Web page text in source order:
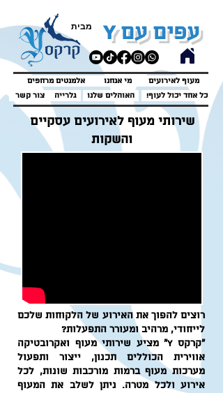
מבית עפים עםY
מעוף לאירועים מי אנחנו
אלמנטים מרחפים
!כל אחד יכול לעוף
גלרייה צור קשר האוהלים שלנו
שירותי מעוף לאירועים עסקיים
והשקות
רוצים להפוך את האירוע של הלקוחות שלכם
לייחודי, מרהיב ומעורר התפעלות?
"קרקס Y" מציע שירותי מעוף ואקרובטיקה
אווירית הכוללים תכנון, ייצור ותפעול
מערכות מעוף ברמות מורכבות שונות, לכל
אירוע ולכל מטרה. ניתן לשלב את המעוף